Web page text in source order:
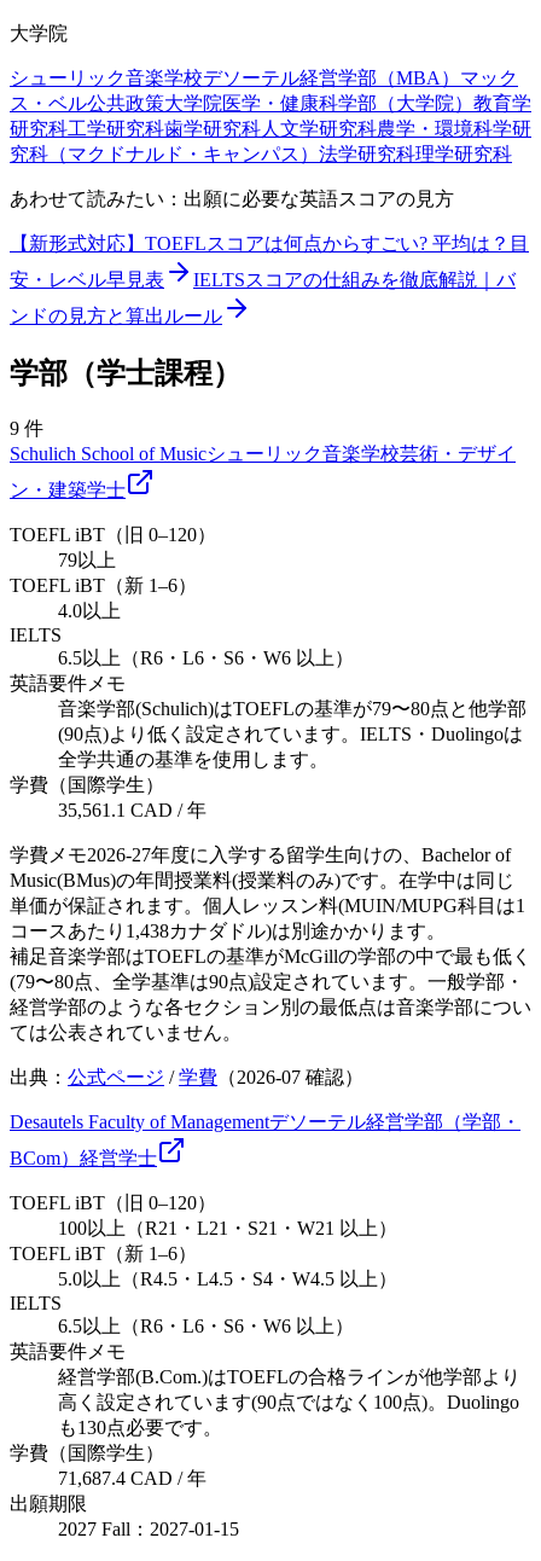
大学院
シューリック音楽学校デソーテル経営学部（MBA） マック
ス・ベル公共政策大学院医学・健康科学部（大学院） 教育学
研究科工学研究科歯学研究科人文学研究科農学・環境科学研
究科（マクドナルド・キャンパス） 法学研究科理学研究科
あわせて読みたい：出願に必要な英語スコアの見方
【新形式対応】TOEFLスコアは何点からすごい? 平均は？目
安・レベル早見表
IELTSスコアの仕組みを徹底解説｜バ
ンドの見方と算出ルール
学部（学士課程）
9 件
Schulich School of Musicシューリック音楽学校芸術・デザイ
ン・建築学士
TOEFL iBT（旧 0–120）
79以上
TOEFL iBT（新 1–6）
4.0以上
IELTS
6.5以上（R6・L6・S6・W6 以上）
英語要件メモ
音楽学部(Schulich)はTOEFLの基準が79〜80点と他学部
(90点)より低く設定されています。IELTS・Duolingoは
全学共通の基準を使用します。
学費（国際学生）
35,561.1 CAD / 年
学費メモ2026-27年度に入学する留学生向けの、Bachelor of
Music(BMus)の年間授業料(授業料のみ)です。在学中は同じ
単価が保証されます。個人レッスン料(MUIN/MUPG科目は1
コースあたり1,438カナダドル)は別途かかります。
補足音楽学部はTOEFLの基準がMcGillの学部の中で最も低く
(79〜80点、全学基準は90点)設定されています。一般学部・
経営学部のような各セクション別の最低点は音楽学部につい
ては公表されていません。
出典： 公式ページ /学費 （2026-07 確認）
Desautels Faculty of Managementデソーテル経営学部（学部・
BCom） 経営学士
TOEFL iBT（旧 0–120）
100以上（R21・L21・S21・W21 以上）
TOEFL iBT（新 1–6）
5.0以上（R4.5・L4.5・S4・W4.5 以上）
IELTS
6.5以上（R6・L6・S6・W6 以上）
英語要件メモ
経営学部(B.Com.)はTOEFLの合格ラインが他学部より
高く設定されています(90点ではなく100点)。Duolingo
も130点必要です。
学費（国際学生）
71,687.4 CAD / 年
出願期限
2027 Fall：2027-01-15